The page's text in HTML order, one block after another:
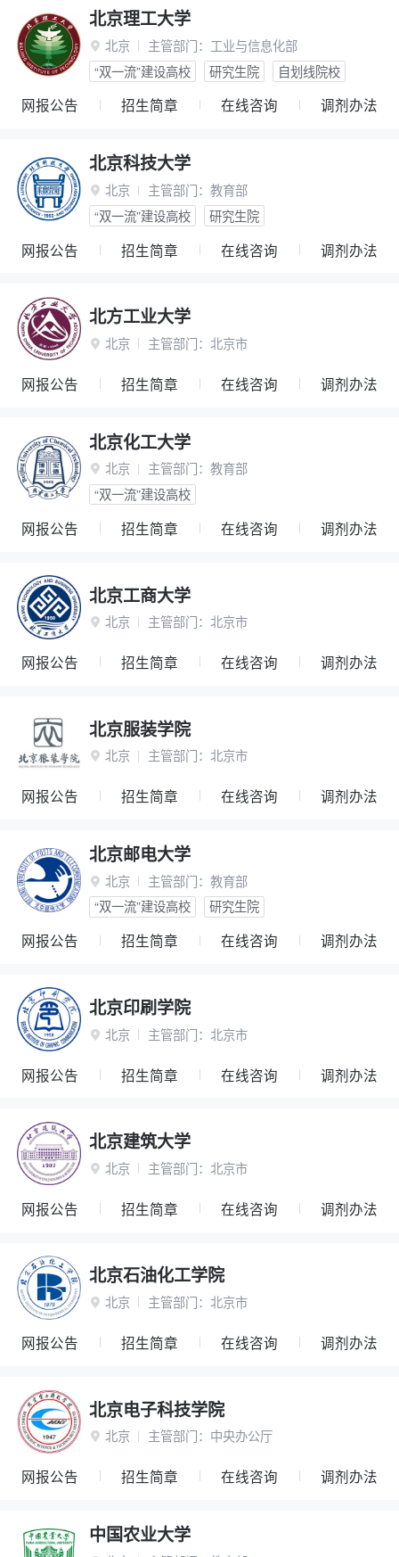
北京理工大学
 北京 主管部门： 工业与信息化部
“双一流”建设高校
研究生院 自划线院校
网报公告 招生简章 在线咨询 调剂办法
北京科技大学
 北京 主管部门： 教育部
“双一流”建设高校
研究生院
网报公告 招生简章 在线咨询 调剂办法
北方工业大学
 北京 主管部门： 北京市
网报公告 招生简章 在线咨询 调剂办法
北京化工大学
 北京 主管部门： 教育部
“双一流”建设高校
网报公告 招生简章 在线咨询 调剂办法
北京工商大学
 北京 主管部门： 北京市
网报公告 招生简章 在线咨询 调剂办法
北京服装学院
 北京 主管部门： 北京市
网报公告 招生简章 在线咨询 调剂办法
北京邮电大学
 北京 主管部门： 教育部
“双一流”建设高校
研究生院
网报公告 招生简章 在线咨询 调剂办法
北京印刷学院
 北京 主管部门： 北京市
网报公告 招生简章 在线咨询 调剂办法
北京建筑大学
 北京 主管部门： 北京市
网报公告 招生简章 在线咨询 调剂办法
北京石油化工学院
 北京 主管部门： 北京市
网报公告 招生简章 在线咨询 调剂办法
北京电子科技学院
 北京 主管部门： 中央办公厅
网报公告 招生简章 在线咨询 调剂办法
中国农业大学